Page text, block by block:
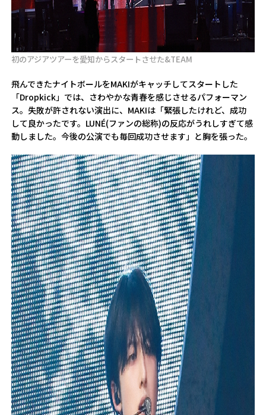
初のアジアツアーを愛知からスタートさせた&TEAM
飛んできたナイトボールをMAKIがキャッチしてスタートした
「Dropkick」では、さわやかな青春を感じさせるパフォーマン
ス。失敗が許されない演出に、MAKIは「緊張したけれど、成功
して良かったです。LUNÉ(ファンの総称)の反応がうれしすぎて感
動しました。今後の公演でも毎回成功させます」と胸を張った。